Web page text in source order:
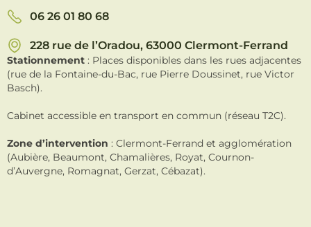
06 26 01 80 68
228 rue de l’Oradou, 63000 Clermont-Ferrand
Stationnement : Places disponibles dans les rues adjacentes
(rue de la Fontaine-du-Bac, rue Pierre Doussinet, rue Victor
Basch).
Cabinet accessible en transport en commun (réseau T2C).
Zone d’intervention : Clermont-Ferrand et agglomération
(Aubière, Beaumont, Chamalières, Royat, Cournon-
d’Auvergne, Romagnat, Gerzat, Cébazat).